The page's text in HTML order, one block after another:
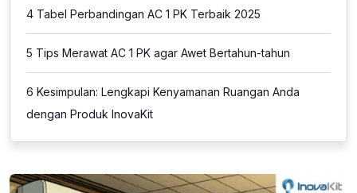
4 Tabel Perbandingan AC 1 PK Terbaik 2025
5 Tips Merawat AC 1 PK agar Awet Bertahun-tahun
6 Kesimpulan: Lengkapi Kenyamanan Ruangan Anda
dengan Produk InovaKit